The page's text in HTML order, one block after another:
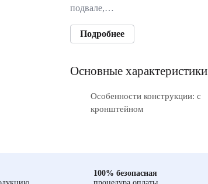
подвале,…
Подробнее
Основные характеристики
Особенности конструкции: с
кронштейном
100% безопасная